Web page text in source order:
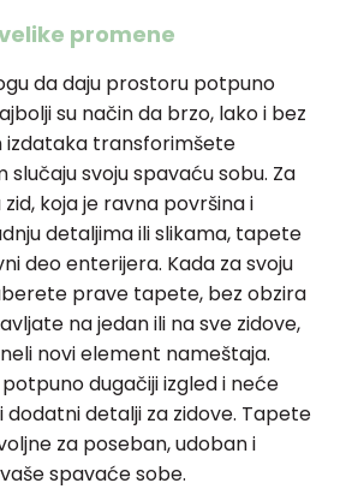
promene
da daju prostoru potpuno
su način da brzo, lako i bez
izdataka transforimšete
slučaju svoju spavaću sobu. Za
koja je ravna površina i
detaljima ili slikama, tapete
deo enterijera. Kada za svoju
prave tapete, bez obzira
na jedan ili na sve zidove,
novi element nameštaja.
dugačiji izgled i neće
detalji za zidove. Tapete
za poseban, udoban i
spavaće sobe.